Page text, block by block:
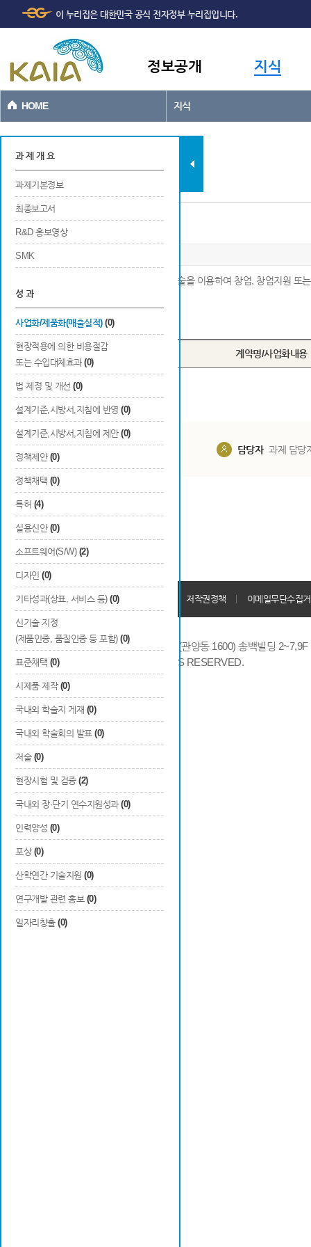
본문바로가기
이 누리집은 대한민국 공식 전자정부 누리집입니다.
정보공개 지식
HOME 지식
과제현황
과 제 개 요
과제기본정보
최종보고서
R&D 홍보영상
SMK
성 과
사업화/제품화(매출실적) (0)
현장적용에 의한 비용절감
또는 수입대체효과 (0)
법 제정 및 개선 (0)
설계기준,시방서,지침에 반영 (0)
설계기준,시방서,지침에 제안 (0)
정책제안 (0)
정책채택 (0)
특허 (4)
실용신안 (0)
소프트웨어(S/W) (2)
디자인 (0)
기타성과(상표, 서비스 등) (0)
신기술 지정
(제품인증, 품질인증 등 포함) (0)
표준채택 (0)
시제품 제작 (0)
국내외 학술지 게재 (0)
국내외 학술회의 발표 (0)
저술 (0)
현장시험 및 검증 (2)
국내외 장·단기 연수지원성과 (0)
인력양성 (0)
포상 (0)
산학연간 기술지원 (0)
연구개발 관련 홍보 (0)
일자리창출 (0)
사업화/제품화(매출실적)
※ 국가연구개발사업에 의해 새롭게 개발된 기술을 이용하여 창업, 창업지원 또
Total0건
번호 계약명/사업화내용
담당자 과제 담당
개인정보처리방침 회원가입약관 저작권정책 이메일무단수집
14066 경기도 안양시 동안구 시민대로 286 (관양동 1600) 송백빌딩
COPYRIGHTS © 2014 KAIA, ALL RIGHTS RESERVED.